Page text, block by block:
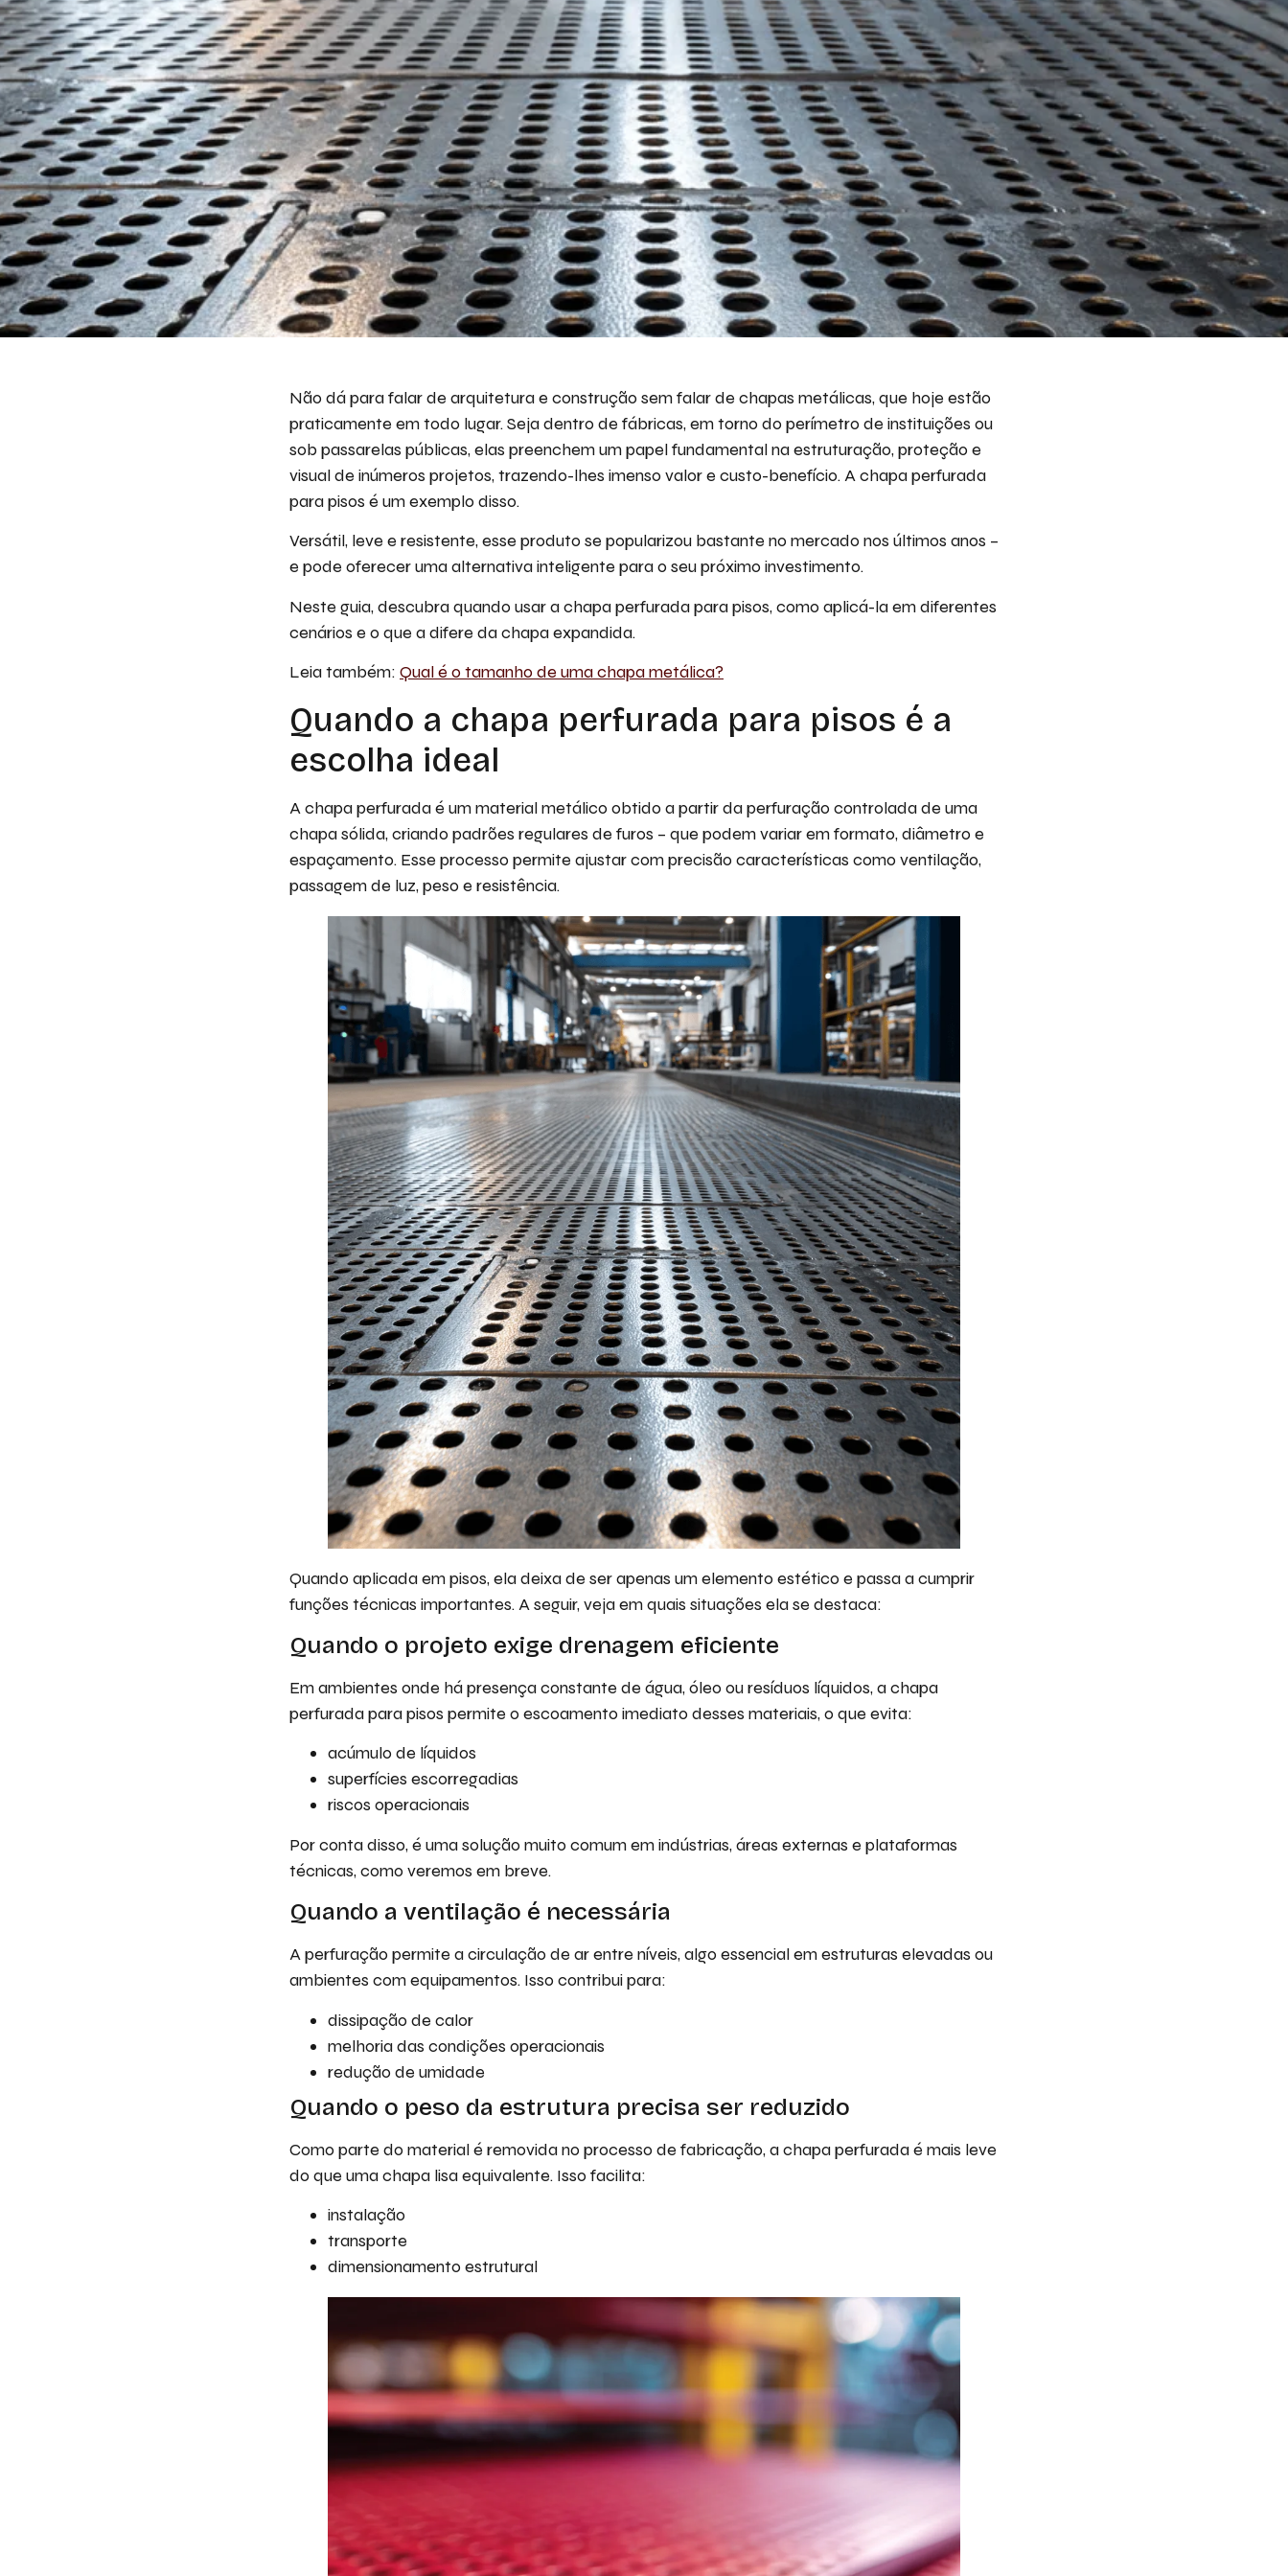
Não dá para falar de arquitetura e construção sem falar de chapas metálicas, que hoje estão
praticamente em todo lugar. Seja dentro de fábricas, em torno do perímetro de instituições ou
sob passarelas públicas, elas preenchem um papel fundamental na estruturação, proteção e
visual de inúmeros projetos, trazendo-lhes imenso valor e custo-benefício. A chapa perfurada
para pisos é um exemplo disso.
Versátil, leve e resistente, esse produto se popularizou bastante no mercado nos últimos anos –
e pode oferecer uma alternativa inteligente para o seu próximo investimento.
Neste guia, descubra quando usar a chapa perfurada para pisos, como aplicá-la em diferentes
cenários e o que a difere da chapa expandida.
Leia também: Qual é o tamanho de uma chapa metálica?
Quando a chapa perfurada para pisos é a
escolha ideal
A chapa perfurada é um material metálico obtido a partir da perfuração controlada de uma
chapa sólida, criando padrões regulares de furos – que podem variar em formato, diâmetro e
espaçamento. Esse processo permite ajustar com precisão características como ventilação,
passagem de luz, peso e resistência.
Quando aplicada em pisos, ela deixa de ser apenas um elemento estético e passa a cumprir
funções técnicas importantes. A seguir, veja em quais situações ela se destaca:
Quando o projeto exige drenagem eficiente
Em ambientes onde há presença constante de água, óleo ou resíduos líquidos, a chapa
perfurada para pisos permite o escoamento imediato desses materiais, o que evita:
acúmulo de líquidos
superfícies escorregadias
riscos operacionais
Por conta disso, é uma solução muito comum em indústrias, áreas externas e plataformas
técnicas, como veremos em breve.
Quando a ventilação é necessária
A perfuração permite a circulação de ar entre níveis, algo essencial em estruturas elevadas ou
ambientes com equipamentos. Isso contribui para:
dissipação de calor
melhoria das condições operacionais
redução de umidade
Quando o peso da estrutura precisa ser reduzido
Como parte do material é removida no processo de fabricação, a chapa perfurada é mais leve
do que uma chapa lisa equivalente. Isso facilita:
instalação
transporte
dimensionamento estrutural
Descreva aqui seu projeto e necessidade que nós
iremos avaliar e propor a melhor solução.
Aceito receber emails da Bepex.